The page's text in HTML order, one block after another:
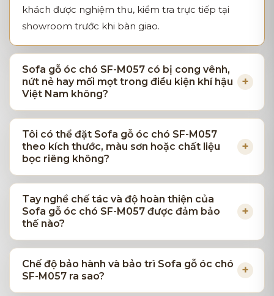
khách được nghiệm thu, kiểm tra trực tiếp tại
showroom trước khi bàn giao.
Sofa gỗ óc chó SF-M057 có bị cong vênh,
nứt nẻ hay mối mọt trong điều kiện khí hậu
Việt Nam không?
Tôi có thể đặt Sofa gỗ óc chó SF-M057
theo kích thước, màu sơn hoặc chất liệu
bọc riêng không?
Tay nghề chế tác và độ hoàn thiện của
Sofa gỗ óc chó SF-M057 được đảm bảo
thế nào?
Chế độ bảo hành và bảo trì Sofa gỗ óc chó
SF-M057 ra sao?